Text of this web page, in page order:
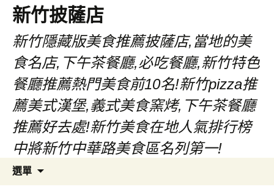
新竹披薩店
新竹隱藏版美食推薦披薩店,當地的美
食名店,下午茶餐廳,必吃餐廳,新竹特色
餐廳推薦熱門美食前10名!新竹pizza推
薦美式漢堡,義式美食窯烤,下午茶餐廳
推薦好去處!新竹美食在地人氣排行榜
中將新竹中華路美食區名列第一!
選單